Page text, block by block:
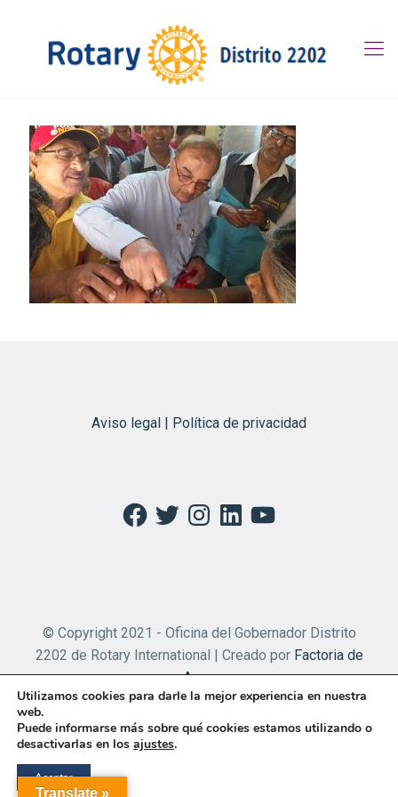
Aviso legal | Política de privacidad
Facebook
TwitterInstagramLinkedInYouTube
© Copyright 2021 - Oficina del Gobernador Distrito
2202 de Rotary International | Creado por Factoria de
Apps
Translate »
Utilizamos cookies para darle la mejor experiencia en nuestra
web.
Puede informarse más sobre qué cookies estamos utilizando o
desactivarlas en los ajustes.
Aceptar